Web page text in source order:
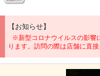
【お知らせ】
※新型コロナウイルスの影響
ります。訪問の際は店舗に直接